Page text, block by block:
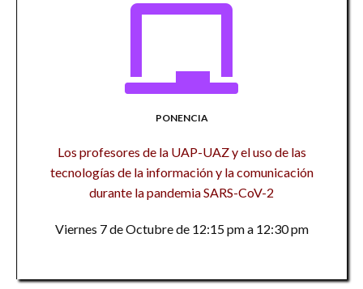
PONENCIA
Los profesores de la UAP-UAZ y el uso de las
tecnologías de la información y la comunicación
durante la pandemia SARS-CoV-2
Viernes 7 de Octubre de 12:15 pm a 12:30 pm